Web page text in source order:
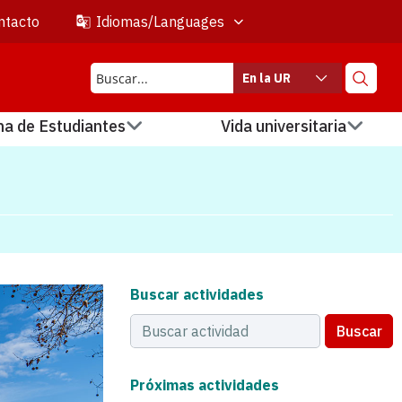
Idiomas/Languages
En la UR
de Estudiantes Vida universitaria
Buscar actividades
Buscar
Próximas actividades